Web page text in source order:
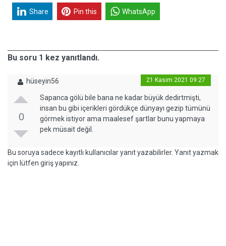
Share Pin this WhatsApp
Bu soru 1 kez yanıtlandı.
hüseyin56 21 Kasım 2021 09:27
0
Sapanca gölü bile bana ne kadar büyük dedirtmişti,
insan bu gibi içerikleri gördükçe dünyayı gezip tümünü
görmek istiyor ama maalesef şartlar bunu yapmaya
pek müsait değil.
Bu soruya sadece kayıtlı kullanıcılar yanıt yazabilirler. Yanıt yazmak
için lütfen giriş yapınız.